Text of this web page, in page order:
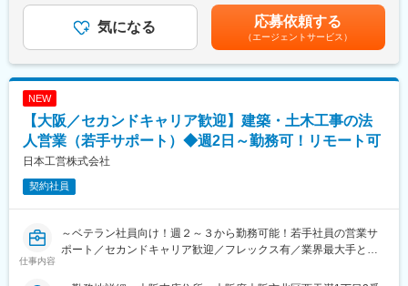
（CAD）、および建築設備定期調査などの建物診断・調査を主軸
とする建設コンサルティング企業です。
2024年10月、配管機材専門商社で業界大手の「イシグロ株式会
した。これにより、イシグログループは従来の配管機材の販売
ったソリューション（コト売り）を獲得し、建設業界の人手不足
という課題に対応する体制を強化しています。
変更の範囲：会社の定める業務
たい方
《具体的には･･･》
・顧客要望のヒアリング、要件整理
・提案書・設計書・仕様書作成
・ベンダー／協力会社との調整・進行管理
クトを推進する役割が中心です。
※案件割合：発電所関連6割、プラント自動化関連4割
金額であり、選考を通じて上下する可能性があります。月給(月額)
は固定手当を含めた表記です。
気になる 応募依頼する
（エージェントサービス）
NEW
【大阪／セカンドキャリア歓迎】建築・土木工事の法
人営業（若手サポート）◆週2日～勤務可！リモート可
日本工営株式会社
契約社員
仕事内容
～ベテラン社員向け！週２～３から勤務可能！若手社員の営業サ
ポート／セカンドキャリア歓迎／フレックス有／業界最大手とし